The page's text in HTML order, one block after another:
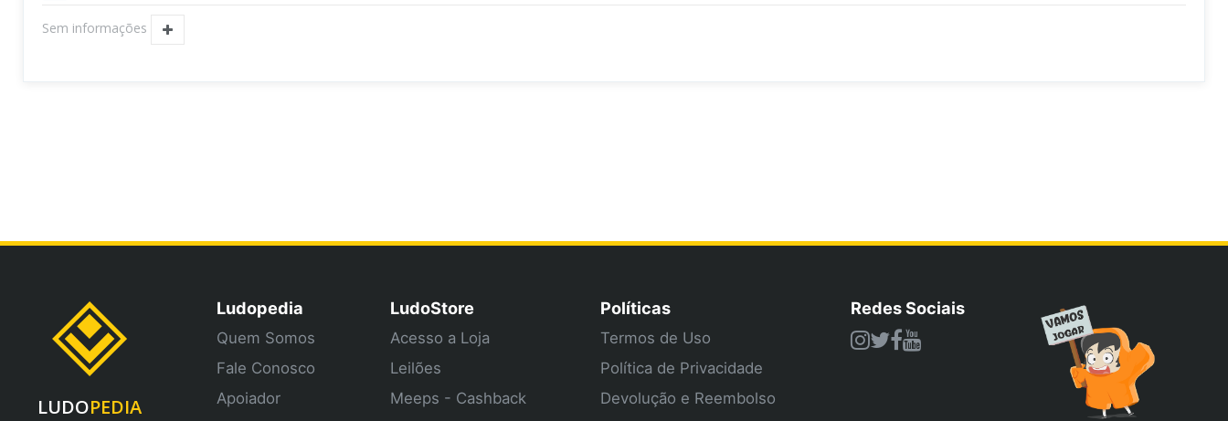
Sem informações
LUDOPEDIA
Ludopedia
Quem Somos
Fale Conosco
Apoiador
LudoStore
Acesso a Loja
Leilões
Meeps - Cashback
Políticas
Termos de Uso
Política de Privacidade
Devolução e Reembolso
Redes Sociais